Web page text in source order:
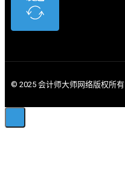
© 2025 会计师大师网络版权所有